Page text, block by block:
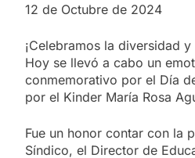
12 de Octubre de 2024
¡Celebramos la diversidad
Hoy se llevó a cabo un
conmemorativo por el Día
por el Kinder María Rosa
Fue un honor contar con la
Síndico, el Director de